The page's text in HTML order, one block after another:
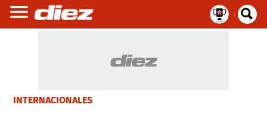
INTERNACIONALES